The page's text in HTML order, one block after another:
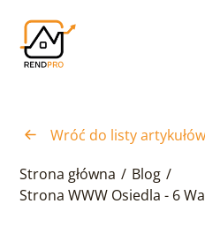
Wróć do listy artykułów
Strona główna / Blog /
Strona WWW Osiedla - 6